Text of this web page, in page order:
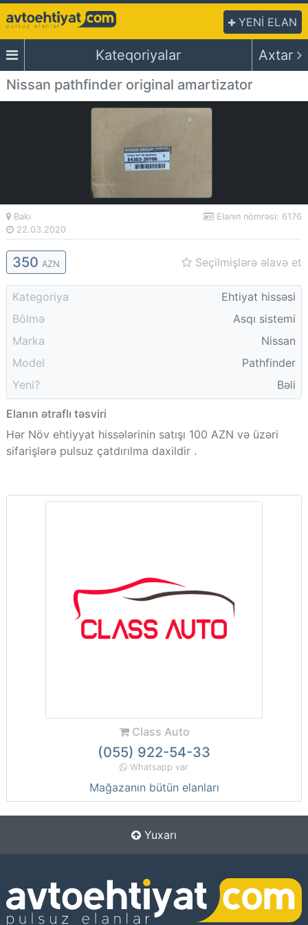
YENİ ELAN
Kateqoriyalar
Axtar
Nissan pathfinder original amartizator
Bakı
22.03.2020
Elanın nömrəsi: 6176
350 AZN Seçilmişlərə əlavə et
Kategoriya
Ehtiyat hissəsi
Bölmə
Asqı sistemi
Marka
Nissan
Model
Pathfinder
Yeni?
Bəli
Elanın ətraflı təsviri
Hər Növ ehtiyyat hissələrinin satışı 100 AZN və üzəri
sifarişlərə pulsuz çatdırılma daxildir .
Class Auto
(055) 922-54-33
Whatsapp var
Mağazanın bütün elanları
Yuxarı